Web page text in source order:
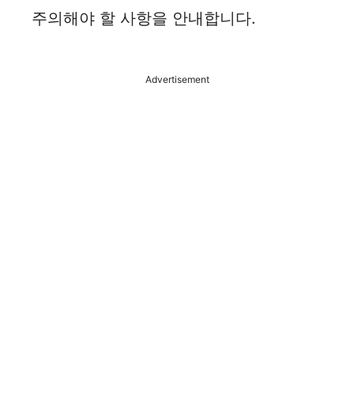
주의해야 할 사항을 안내합니다.
Advertisement